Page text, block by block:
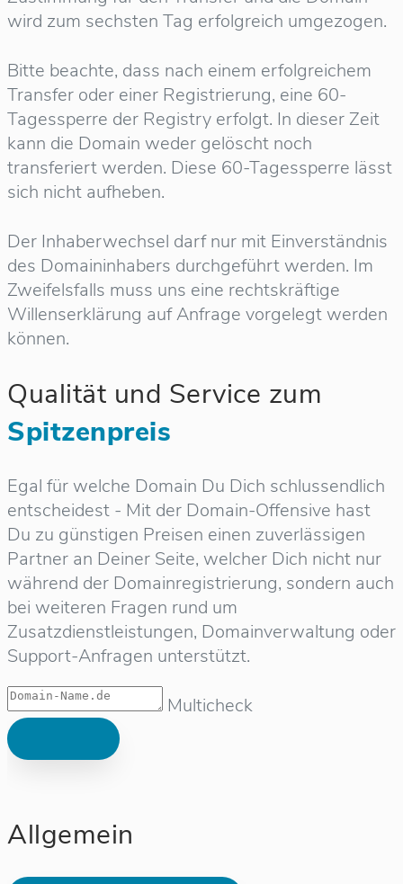
wird zum sechsten Tag erfolgreich umgezogen.
Bitte beachte, dass nach einem erfolgreichem
Transfer oder einer Registrierung, eine 60-
Tagessperre der Registry erfolgt. In dieser Zeit
kann die Domain weder gelöscht noch
transferiert werden. Diese 60-Tagessperre lässt
sich nicht aufheben.
Der Inhaberwechsel darf nur mit Einverständnis
des Domaininhabers durchgeführt werden. Im
Zweifelsfalls muss uns eine rechtskräftige
Willenserklärung auf Anfrage vorgelegt werden
können.
Qualität und Service zum
Spitzenpreis
Egal für welche Domain Du Dich schlussendlich
entscheidest - Mit der Domain-Offensive hast
Du zu günstigen Preisen einen zuverlässigen
Partner an Deiner Seite, welcher Dich nicht nur
während der Domainregistrierung, sondern auch
bei weiteren Fragen rund um
Zusatzdienstleistungen, Domainverwaltung oder
Support-Anfragen unterstützt.
Multicheck
Allgemein